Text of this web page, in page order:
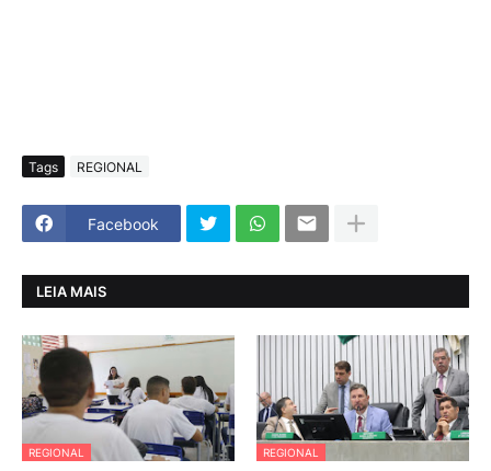
Tags REGIONAL
Facebook
LEIA MAIS
REGIONAL REGIONAL